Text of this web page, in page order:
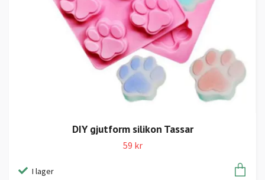
DIY gjutform silikon Tassar
59 kr
I lager